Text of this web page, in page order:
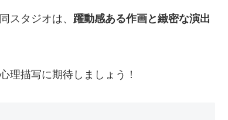
スタジオは、 躍動感ある作画と緻密な演出
理描写に期待しましょう！